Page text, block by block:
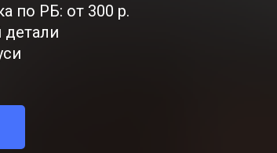
по РБ: от 300 р.